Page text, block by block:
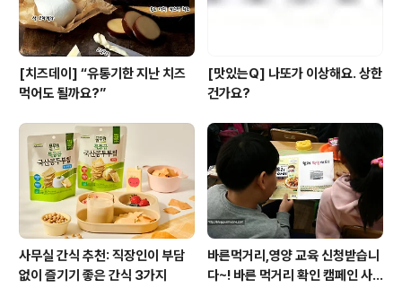
[치즈데이] “유통기한 지난 치즈
먹어도 될까요?”
[맛있는Q] 나또가 이상해요. 상한
건가요?
사무실 간식 추천: 직장인이 부담
없이 즐기기 좋은 간식 3가지
바른먹거리,영양 교육 신청받습니
다~! 바른 먹거리 확인 캠페인 사